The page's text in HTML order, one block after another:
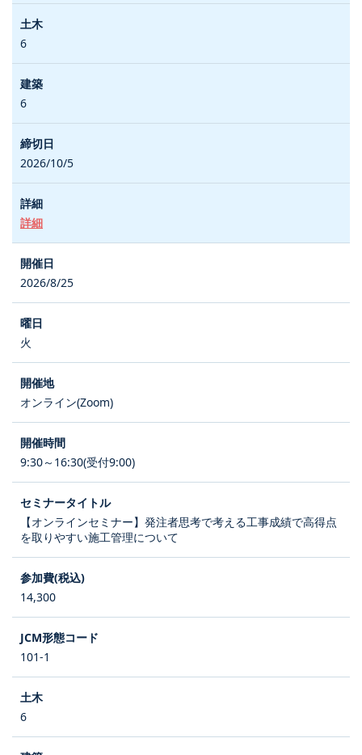
6
6
2026/10/5
詳細
2026/8/25
火
オンライン(Zoom)
9:30～16:30(受付9:00)
【オンラインセミナー】発注者思考で考える工事成績で高得点
を取りやすい施工管理について
14,300
101-1
6